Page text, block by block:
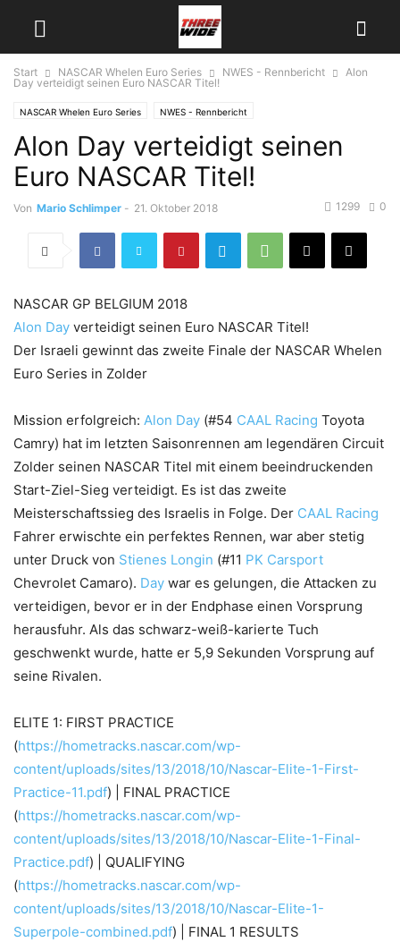
Start NASCAR Whelen Euro Series NWES - Rennbericht
Alon
Day verteidigt seinen Euro NASCAR Titel!
NASCAR Whelen Euro Series NWES - Rennbericht
Alon Day verteidigt seinen
Euro NASCAR Titel!
Von Mario Schlimper - 21. Oktober 2018 0
1299
NASCAR GP BELGIUM 2018
Alon Day verteidigt seinen Euro NASCAR Titel!
Der Israeli gewinnt das zweite Finale der NASCAR Whelen
Euro Series in Zolder
Mission erfolgreich: Alon Day (#54 CAAL Racing Toyota
Camry) hat im letzten Saisonrennen am legendären Circuit
Zolder seinen NASCAR Titel mit einem beeindruckenden
Start-Ziel-Sieg verteidigt. Es ist das zweite
Meisterschaftssieg des Israelis in Folge. Der CAAL Racing
Fahrer erwischte ein perfektes Rennen, war aber stetig
unter Druck von Stienes Longin (#11 PK Carsport
Chevrolet Camaro). Day war es gelungen, die Attacken zu
verteidigen, bevor er in der Endphase einen Vorsprung
herausfuhr. Als das schwarz-weiß-karierte Tuch
geschwenkt wurde, hatte er 5,9 Sekunden Vorsprung auf
seine Rivalen.
ELITE 1: FIRST PRACTICE
(https://hometracks.nascar.com/wp-
content/uploads/sites/13/2018/10/Nascar-Elite-1-First-
Practice-11.pdf) | FINAL PRACTICE
(https://hometracks.nascar.com/wp-
content/uploads/sites/13/2018/10/Nascar-Elite-1-Final-
Practice.pdf) | QUALIFYING
(https://hometracks.nascar.com/wp-
content/uploads/sites/13/2018/10/Nascar-Elite-1-
Superpole-combined.pdf) | FINAL 1 RESULTS